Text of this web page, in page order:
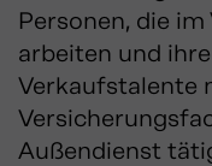
Personen, die
arbeiten und
Verkaufstalente
Außendienst